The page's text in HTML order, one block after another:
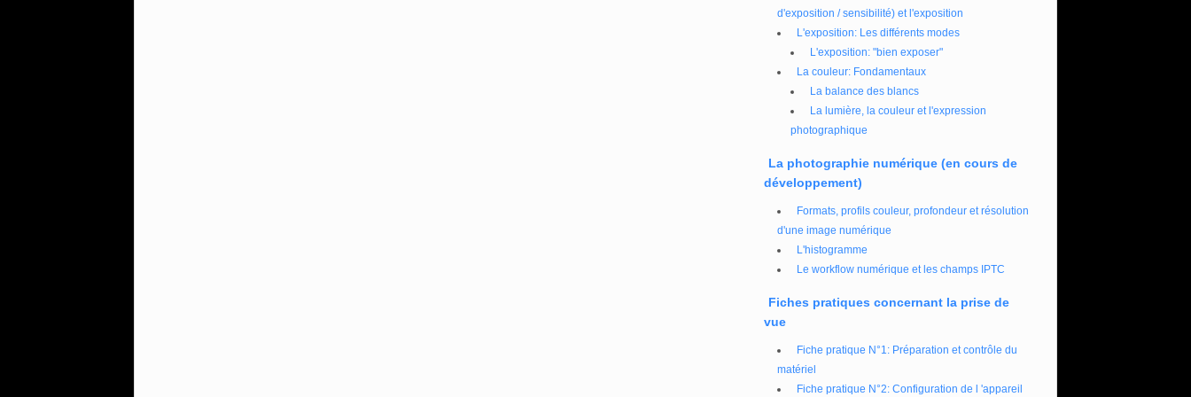
d'exposition / sensibilité) et l'exposition
L'exposition: Les différents modes
L'exposition: "bien exposer"
La couleur: Fondamentaux
La balance des blancs
La lumière, la couleur et l'expression
photographique
La photographie numérique (en cours de
développement)
Formats, profils couleur, profondeur et résolution
d'une image numérique
L'histogramme
Le workflow numérique et les champs IPTC
Fiches pratiques concernant la prise de
vue
Fiche pratique N°1: Préparation et contrôle du
matériel
Fiche pratique N°2: Configuration de l 'appareil